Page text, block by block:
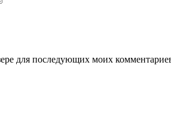
для последующих моих